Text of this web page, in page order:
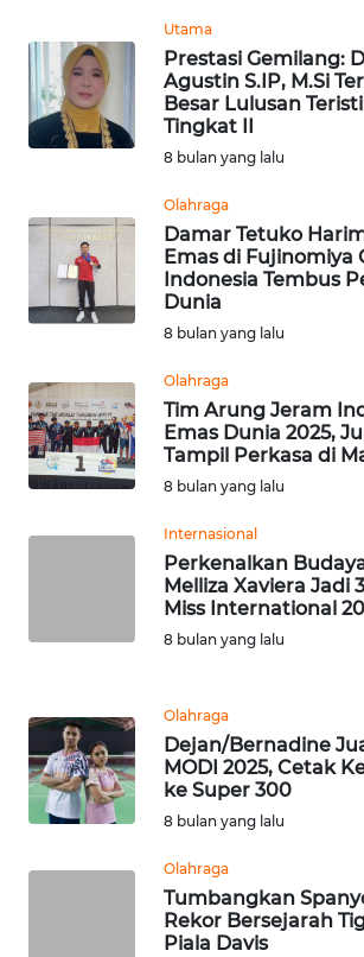
Utama
Prestasi Gemilang:
Agustin S.IP, M.Si
Besar Lulusan
Tingkat II
8 bulan yang lalu
Olahraga
Damar Tetuko
Emas di Fujinomiya
Indonesia Tembus
Dunia
8 bulan yang lalu
Olahraga
Tim Arung Jeram
Emas Dunia 2025,
Tampil Perkasa di
8 bulan yang lalu
Internasional
Perkenalkan
Melliza Xaviera Jadi
Miss International
8 bulan yang lalu
Olahraga
Dejan/Bernadine
MODI 2025, Cetak
ke Super 300
8 bulan yang lalu
Olahraga
Tumbangkan
Rekor Bersejarah
Piala Davis
WN
KALTARA
WN
WN
KALTIM
WN
WN
GORONTALO
WN
WN
DAIRI
DANAU